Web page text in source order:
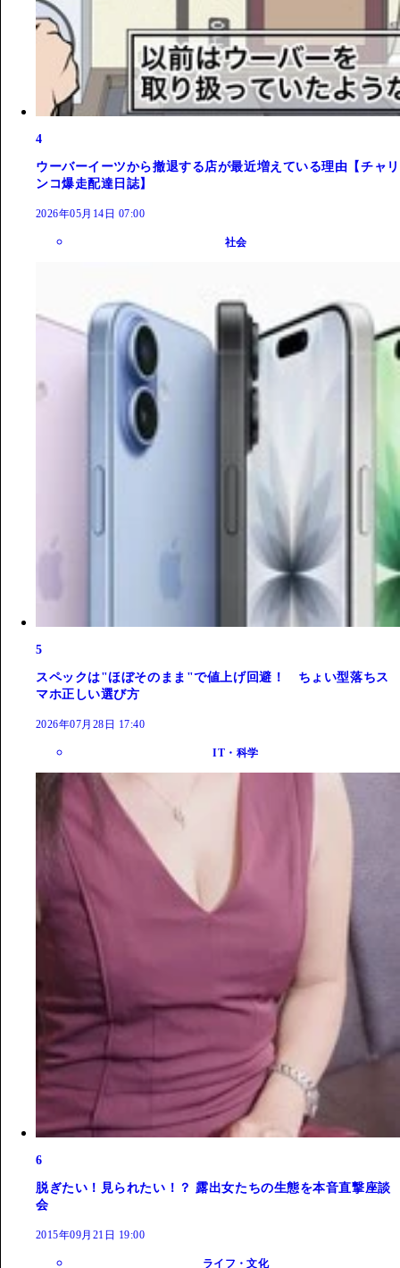
4
ウーバーイーツから撤退する店が最近増えている理由【チャリ
ンコ爆走配達日誌】
2026年05月14日 07:00
社会
5
スペックは"ほぼそのまま"で値上げ回避！ ちょい型落ちス
マホ正しい選び方
2026年07月28日 17:40
IT・科学
6
脱ぎたい！見られたい！？ 露出女たちの生態を本音直撃座談
会
2015年09月21日 19:00
ライフ・文化